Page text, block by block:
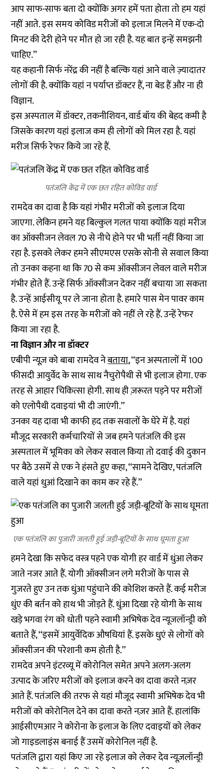
आप साफ-साफ बता दो क्योंकि अगर हमें पता होता तो हम यहां
नहीं आते. इस समय कोविड मरीजों को इलाज मिलने में एक-दो
मिनट की देरी होने पर मौत हो जा रही है. यह बात इन्हें समझनी
चाहिए.’’
यह कहानी सिर्फ नरेंद्र की नहीं है बल्कि यहां आने वाले ज़्यादातर
लोगों की है. क्योंकि यहां न पर्याप्त डॉक्टर हैं, ना बेड हैं और ना ही
विज्ञान.
इस अस्पताल में डॉक्टर, तकनीशियन, वार्ड बॉय की बेहद कमी है
जिसके कारण यहां इलाज कम ही लोगों को मिल रहा है. यहां
मरीज सिर्फ रेफर किये जा रहे हैं.
पतंजलि केंद्र में एक छत रहित कोविड वार्ड
रामदेव का दावा है कि यहां गंभीर मरीजों को इलाज दिया
जाएगा. लेकिन हमने यह बिल्कुल गलत पाया क्योंकि यहां मरीज
का ऑक्सीजन लेवल 70 से नीचे होने पर भी भर्ती नहीं किया जा
रहा है. इसको लेकर हमने सीएमएस एसके सोनी से सवाल किया
तो उनका कहना था कि 70 से कम ऑक्सीजन लेवल वाले मरीज
गंभीर होते हैं. उन्हें सिर्फ ऑक्सीजन देकर नहीं बचाया जा सकता
है. उन्हें आईसीयू पर ले जाना होता है. हमारे पास मेन पावर काम
है. ऐसे में हम इस तरह के मरीजों को नहीं ले रहे हैं. उन्हें रेफर
किया जा रहा है.
ना विज्ञान और ना डॉक्टर
एबीपी न्यूज़ को बाबा रामदेव नेबताया, ‘‘इन अस्पतालों में 100
फीसदी आयुर्वेद के साथ साथ नैचुरोपैथी से भी इलाज होगा. एक
तरह से आहार चिकित्सा होगी. साथ ही ज़रूरत पड़ने पर मरीजों
को एलोपैथी दवाइयां भी दी जाएंगी.’’
उनका यह दावा भी काफी हद तक सवालों के घेरे में है. यहां
मौजूद सरकारी कर्मचारियों से जब हमने पतंजलि की इस
अस्पताल में भूमिका को लेकर सवाल किया तो दवाई की दुकान
पर बैठे उसमें से एक ने हंसते हुए कहा, ‘‘सामने देखिए, पतंजलि
वाले यहां धुआं दिखाने का काम कर रहे हैं.’’
एक पतंजलि का पुजारी जलती हुई जड़ी-बूटियों के साथ घूमता हुआ
हमने देखा कि सफेद वस्त्र पहने एक योगी हर वार्ड में धुंआ लेकर
जाते नजर आते हैं. योगी ऑक्सीजन लगे मरीजों के पास से
गुजरते हुए उन तक धुंआ पहुंचाने की कोशिश करते हैं. कई मरीज
धुंए की बर्तन को हाथ भी जोड़ते हैं. धुंआ दिखा रहे योगी के साथ
खड़े भगवा रंग को धोती पहने स्वामी अभिषेक देव न्यूजलॉन्ड्री को
बताते हैं, ‘‘इसमें आयुर्वेदिक औषधियां हैं. इसके धुएं से लोगों को
ऑक्सीजन की परेशानी कम होती है.’’
रामदेव अपने इंटरव्यू में कोरोनिल समेत अपने अलग-अलग
उत्पाद के जरिए मरीजों को इलाज करने का दावा करते नज़र
आते हैं. पतंजलि की तरफ से यहां मौजूद स्वामी अभिषेक देव भी
मरीजों को कोरोनिल देने का दावा करते नज़र आते हैं. हालांकि
आईसीएमआर ने कोरोना के इलाज के लिए दवाइयों को लेकर
जो गाइडलाइंस बनाई हैं उसमें कोरोनिल नहीं है.
पतंजलि द्वारा यहां किए जा रहे इलाज को लेकर देव न्यूज़लॉन्ड्री